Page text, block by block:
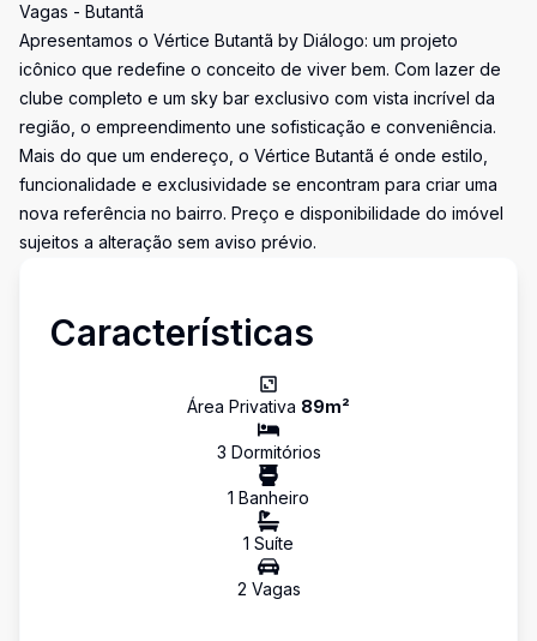
Vagas - Butantã
Apresentamos o Vértice Butantã by Diálogo: um projeto
icônico que redefine o conceito de viver bem. Com lazer de
clube completo e um sky bar exclusivo com vista incrível da
região, o empreendimento une sofisticação e conveniência.
Mais do que um endereço, o Vértice Butantã é onde estilo,
funcionalidade e exclusividade se encontram para criar uma
nova referência no bairro. Preço e disponibilidade do imóvel
sujeitos a alteração sem aviso prévio.
Características
Área Privativa 89m²
3 Dormitórios
1 Banheiro
1 Suíte
2 Vagas